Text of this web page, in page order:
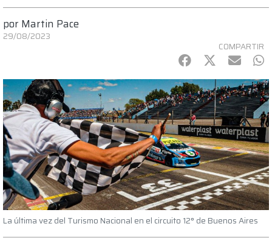
por Martin Pace
29/08/2023
COMPARTIR
Facebook
Twitter
mail
La última vez del Turismo Nacional en el circuito 12° de Buenos Aires